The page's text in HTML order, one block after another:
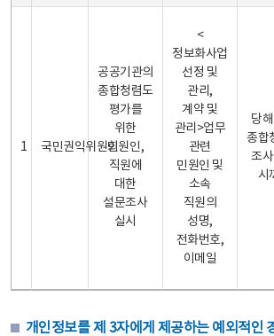
1 국민권익위원회
공공기관의
종합청렴도
평가를
위한
민원인,
직원에
대한
설문조사
실시
<
정보화사업
선정 및
관리,
계약 및
관리>업무
관련
민원인 및
소속
직원의
성명,
전화번호,
이메일
당
종합
조
시
개인정보를 제 3자에게 제공하는 예외적인